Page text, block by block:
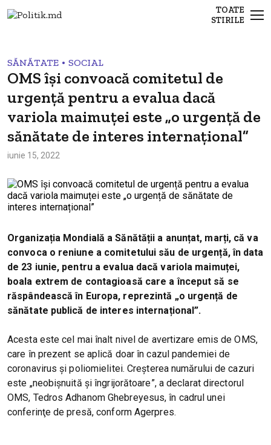
TOATE
STIRILE
SĂNĂTATE • SOCIAL
OMS își convoacă comitetul de
urgență pentru a evalua dacă
variola maimuței este „o urgență de
sănătate de interes internațional”
iunie 15, 2022
Organizația Mondială a Sănătății a anunțat, marți, că va
convoca o reniune a comitetului său de urgență, în data
de 23 iunie, pentru a evalua dacă variola maimuței,
boala extrem de contagioasă care a început să se
răspândească în Europa, reprezintă „o urgență de
sănătate publică de interes internațional”.
Acesta este cel mai înalt nivel de avertizare emis de OMS,
care în prezent se aplică doar în cazul pandemiei de
coronavirus şi poliomielitei. Creşterea numărului de cazuri
este „neobişnuită şi îngrijorătoare”, a declarat directorul
OMS, Tedros Adhanom Ghebreyesus, în cadrul unei
conferinţe de presă, conform Agerpres.